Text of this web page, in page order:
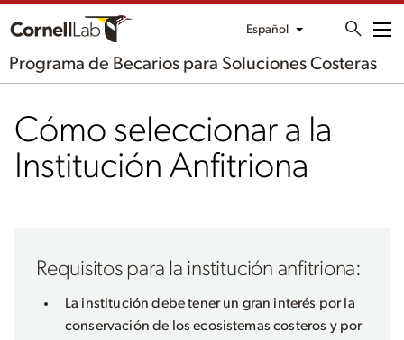
Español
Programa de Becarios para Soluciones Costeras
Cómo seleccionar a la
Institución Anfitriona
Requisitos para la institución anfitriona:
La institución debe tener un gran interés por la
conservación de los ecosistemas costeros y por